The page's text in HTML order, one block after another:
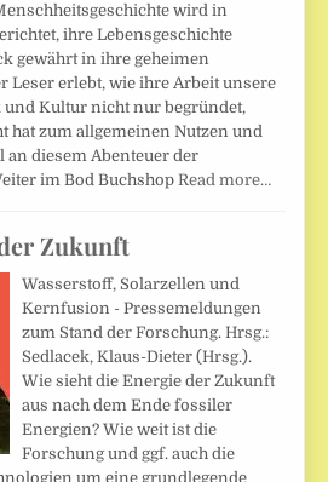
wird in
ihre Lebensgeschichte
gewährt in ihre geheimen
Leser erlebt, wie ihre Arbeit unsere
und Kultur nicht nur begründet,
hat zum allgemeinen Nutzen und
an diesem Abenteuer der
im Bod BuchshopRead more…
Zukunft
Wasserstoff, Solarzellen und
Kernfusion - Pressemeldungen
zum Stand der Forschung. Hrsg.:
Sedlacek, Klaus-Dieter (Hrsg.).
Wie sieht die Energie der Zukunft
aus nach dem Ende fossiler
Energien? Wie weit ist die
Forschung und ggf. auch die
um eine grundlegende